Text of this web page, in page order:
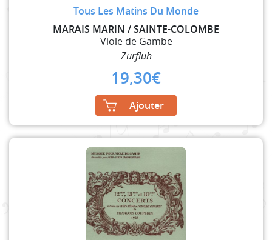
Tous Les Matins Du Monde
MARAIS MARIN / SAINTE-COLOMBE
Viole de Gambe
Zurfluh
19,30€
Ajouter